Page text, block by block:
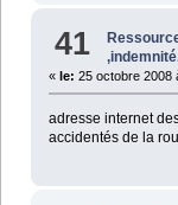
41
« le: 25 octobre 2008
adresse internet
accidentés de la